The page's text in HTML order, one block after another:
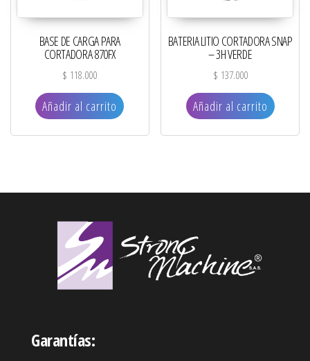
BASE DE CARGA PARA
CORTADORA 870FX
$ 118.000
Añadir al carrito
BATERIA LITIO CORTADORA SNAP
– 3H VERDE
$ 137.000
Añadir al carrito
Garantías: